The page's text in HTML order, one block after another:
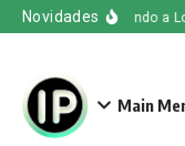
Ir para o conteúdo
Novidades
– Transformando a
Main